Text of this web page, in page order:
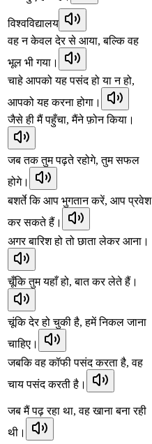
विश्वविद्यालय
वह न केवल देर से आया, बल्कि वह
भूल भी गया।
चाहे आपको यह पसंद हो या न हो,
आपको यह करना होगा।
जैसे ही मैं पहुँचा, मैंने फ़ोन किया।
जब तक तुम पढ़ते रहोगे, तुम सफल
होगे।
बशर्ते कि आप भुगतान करें, आप प्रवेश
कर सकते हैं।
अगर बारिश हो तो छाता लेकर आना।
चूँकि तुम यहाँ हो, बात कर लेते हैं।
चूंकि देर हो चुकी है, हमें निकल जाना
चाहिए।
जबकि वह कॉफी पसंद करता है, वह
चाय पसंद करती है।
जब मैं पढ़ रहा था, वह खाना बना रही
थी।